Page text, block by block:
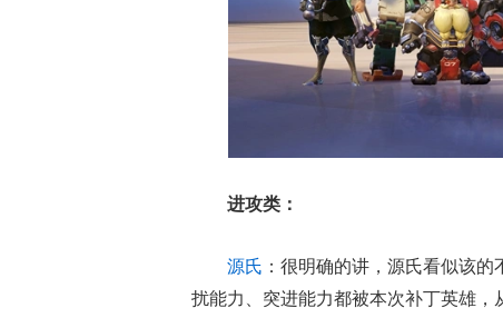
进攻类：
源氏 ：很明确的讲，源氏看似该
扰能力、突进能力都被本次补丁英雄，